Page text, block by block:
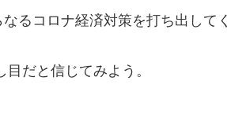
るコロナ経済対策を打ち出してく
だと信じてみよう。